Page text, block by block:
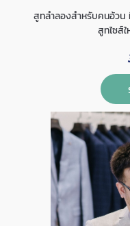
สูทลำลองสำหรับคนอ้ว
สูทไซส์